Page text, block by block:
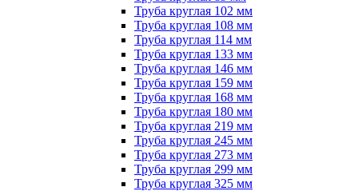
Труба круглая 102 мм
Труба круглая 108 мм
Труба круглая 114 мм
Труба круглая 133 мм
Труба круглая 146 мм
Труба круглая 159 мм
Труба круглая 168 мм
Труба круглая 180 мм
Труба круглая 219 мм
Труба круглая 245 мм
Труба круглая 273 мм
Труба круглая 299 мм
Труба круглая 325 мм